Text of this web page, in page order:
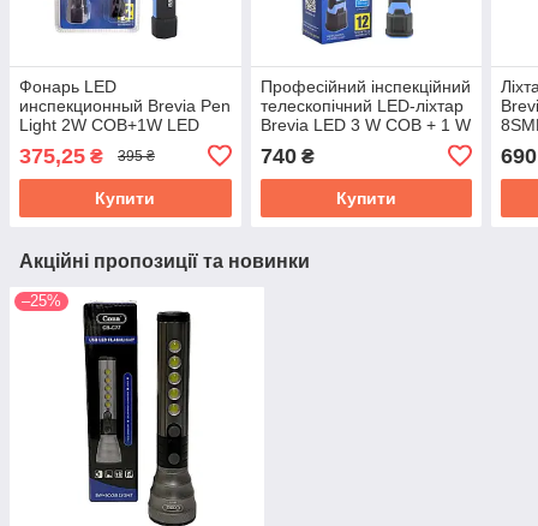
Фонарь LED
инспекционный Brevia Pen
Light 2W COB+1W LED
USB (11220)
375,25 ₴ 395 ₴
Купити
Професійний інспекційний
телескопічний LED-ліхтар
Brevia LED 3 W COB + 1 W
(11340)
740₴
Купити
690
Акційні пропозиції та новинки
–25%